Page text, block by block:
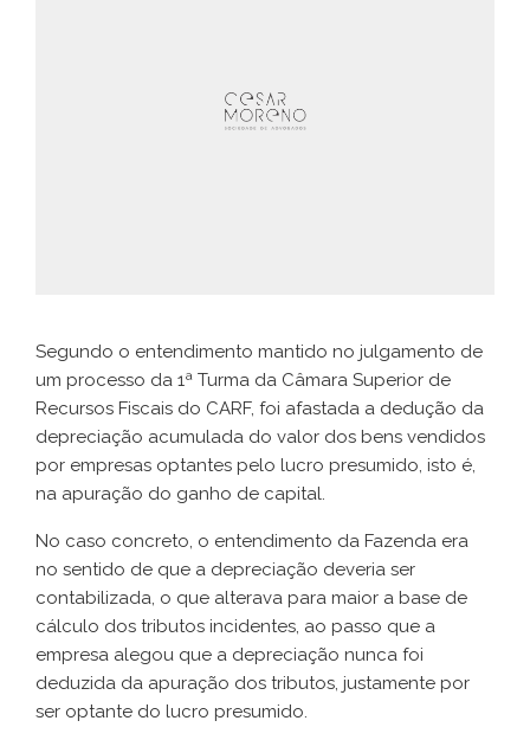
Segundo o entendimento mantido no julgamento de
um processo da 1ª Turma da Câmara Superior de
Recursos Fiscais do CARF, foi afastada a dedução da
depreciação acumulada do valor dos bens vendidos
por empresas optantes pelo lucro presumido, isto é,
na apuração do ganho de capital.
No caso concreto, o entendimento da Fazenda era
no sentido de que a depreciação deveria ser
contabilizada, o que alterava para maior a base de
cálculo dos tributos incidentes, ao passo que a
empresa alegou que a depreciação nunca foi
deduzida da apuração dos tributos, justamente por
ser optante do lucro presumido.